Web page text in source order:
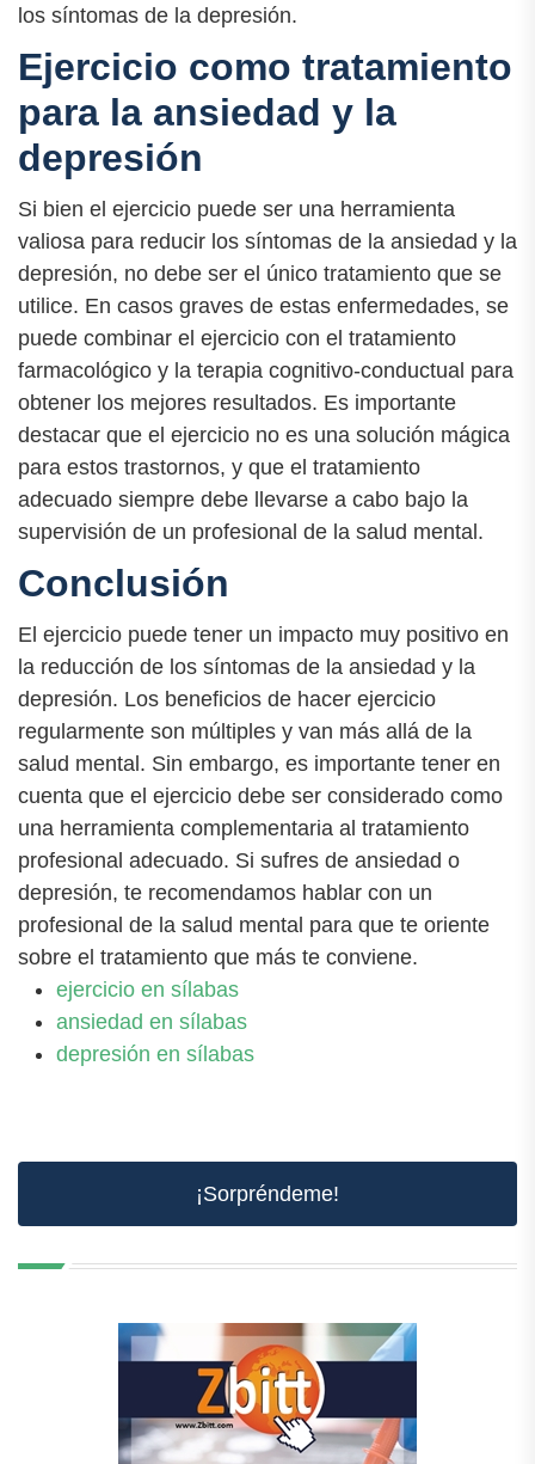
los síntomas de la depresión.
Ejercicio como tratamiento
para la ansiedad y la
depresión
Si bien el ejercicio puede ser una herramienta
valiosa para reducir los síntomas de la ansiedad y la
depresión, no debe ser el único tratamiento que se
utilice. En casos graves de estas enfermedades, se
puede combinar el ejercicio con el tratamiento
farmacológico y la terapia cognitivo-conductual para
obtener los mejores resultados. Es importante
destacar que el ejercicio no es una solución mágica
para estos trastornos, y que el tratamiento
adecuado siempre debe llevarse a cabo bajo la
supervisión de un profesional de la salud mental.
Conclusión
El ejercicio puede tener un impacto muy positivo en
la reducción de los síntomas de la ansiedad y la
depresión. Los beneficios de hacer ejercicio
regularmente son múltiples y van más allá de la
salud mental. Sin embargo, es importante tener en
cuenta que el ejercicio debe ser considerado como
una herramienta complementaria al tratamiento
profesional adecuado. Si sufres de ansiedad o
depresión, te recomendamos hablar con un
profesional de la salud mental para que te oriente
sobre el tratamiento que más te conviene.
ejercicio en sílabas
ansiedad en sílabas
depresión en sílabas
¡Sorpréndeme!